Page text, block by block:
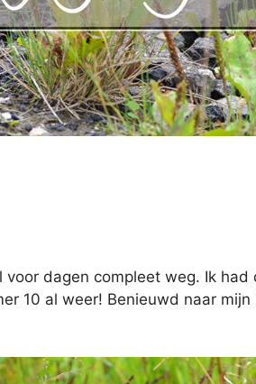
dagen compleet weg. Ik
10 al weer! Benieuwd naar